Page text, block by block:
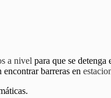
a nivel para que se detenga
barreras en